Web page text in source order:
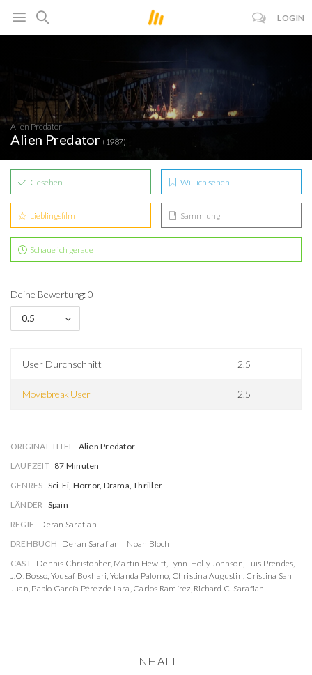
LOGIN
Alien Predator
Alien Predator (1987)
Gesehen Will ich sehen
Lieblingsfilm Sammlung
Schaue ich gerade
Deine Bewertung: 0
0.5
User Durchschnitt 2.5
Moviebreak User 2.5
ORIGINAL TITEL Alien Predator
LAUFZEIT 87 Minuten
GENRES Sci-Fi, Horror, Drama, Thriller
LÄNDER Spain
REGIE Deran Sarafian
DREHBUCH Deran Sarafian
Noah Bloch
CAST Dennis Christopher, Martin Hewitt, Lynn-Holly Johnson, Luis Prendes,
J.O. Bosso, Yousaf Bokhari, Yolanda Palomo, Christina Augustin, Cristina San
Juan, Pablo García Pérez de Lara, Carlos Ramírez, Richard C. Sarafian
INHALT